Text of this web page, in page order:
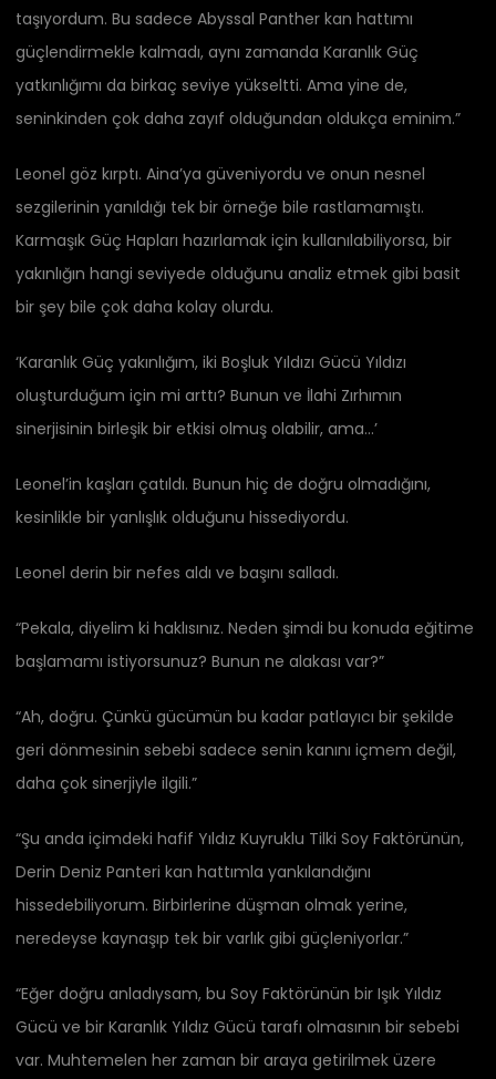
taşıyordum. Bu sadece Abyssal Panther kan hattımı
güçlendirmekle kalmadı, aynı zamanda Karanlık Güç
yatkınlığımı da birkaç seviye yükseltti. Ama yine de,
seninkinden çok daha zayıf olduğundan oldukça eminim.”
Leonel göz kırptı. Aina’ya güveniyordu ve onun nesnel
sezgilerinin yanıldığı tek bir örneğe bile rastlamamıştı.
Karmaşık Güç Hapları hazırlamak için kullanılabiliyorsa, bir
yakınlığın hangi seviyede olduğunu analiz etmek gibi basit
bir şey bile çok daha kolay olurdu.
‘Karanlık Güç yakınlığım, iki Boşluk Yıldızı Gücü Yıldızı
oluşturduğum için mi arttı? Bunun ve İlahi Zırhımın
sinerjisinin birleşik bir etkisi olmuş olabilir, ama…’
Leonel’in kaşları çatıldı. Bunun hiç de doğru olmadığını,
kesinlikle bir yanlışlık olduğunu hissediyordu.
Leonel derin bir nefes aldı ve başını salladı.
“Pekala, diyelim ki haklısınız. Neden şimdi bu konuda eğitime
başlamamı istiyorsunuz? Bunun ne alakası var?”
“Ah, doğru. Çünkü gücümün bu kadar patlayıcı bir şekilde
geri dönmesinin sebebi sadece senin kanını içmem değil,
daha çok sinerjiyle ilgili.”
“Şu anda içimdeki hafif Yıldız Kuyruklu Tilki Soy Faktörünün,
Derin Deniz Panteri kan hattımla yankılandığını
hissedebiliyorum. Birbirlerine düşman olmak yerine,
neredeyse kaynaşıp tek bir varlık gibi güçleniyorlar.”
“Eğer doğru anladıysam, bu Soy Faktörünün bir Işık Yıldız
Gücü ve bir Karanlık Yıldız Gücü tarafı olmasının bir sebebi
var. Muhtemelen her zaman bir araya getirilmek üzere